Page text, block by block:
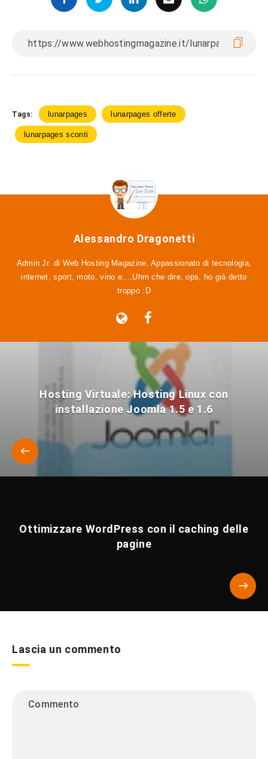
Tags: lunarpages lunarpages offerte
lunarpages sconti
Alessandro Dragonetti
Admin Jr. di Web Hosting Magazine. Appassionato di tecnologia,
internet, sport, moto, vino e....Uhm che dire, ops, ho già detto
troppo :D
Hosting Virtuale: Hosting Linux con
installazione Joomla 1.5 e 1.6
Ottimizzare WordPress con il caching delle
pagine
Lascia un commento